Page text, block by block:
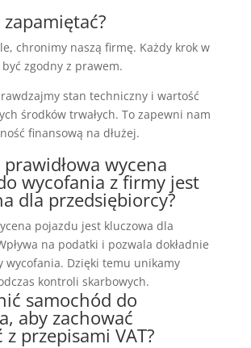
chronimy naszą firmę. Każdy krok w
zgodny z prawem.
stan techniczny i wartość
środków trwałych. To zapewni nam
finansową na dłużej.
prawidłowa wycena
wycofania z firmy jest
dla przedsiębiorcy?
pojazdu jest kluczowa dla
na podatki i pozwala dokładnie
wycofania. Dzięki temu unikamy
kontroli skarbowych.
samochód do
aby zachować
z przepisami VAT?